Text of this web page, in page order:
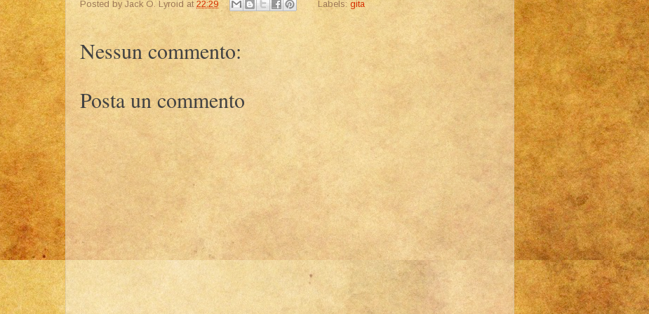
Posted by Jack O. Lyroid at 22:29 Labels: gita
Nessun commento:
Posta un commento